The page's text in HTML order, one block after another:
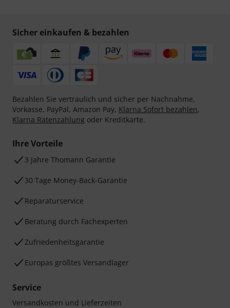
Sicher einkaufen & bezahlen
Bezahlen Sie vertraulich und sicher per Nachnahme,
Vorkasse, PayPal, Amazon Pay, Klarna Sofort bezahlen,
Klarna Ratenzahlung oder Kreditkarte.
Ihre Vorteile
3 Jahre Thomann Garantie
30 Tage Money-Back-Garantie
Reparaturservice
Beratung durch Fachexperten
Zufriedenheitsgarantie
Europas größtes Versandlager
Service
Versandkosten und Lieferzeiten